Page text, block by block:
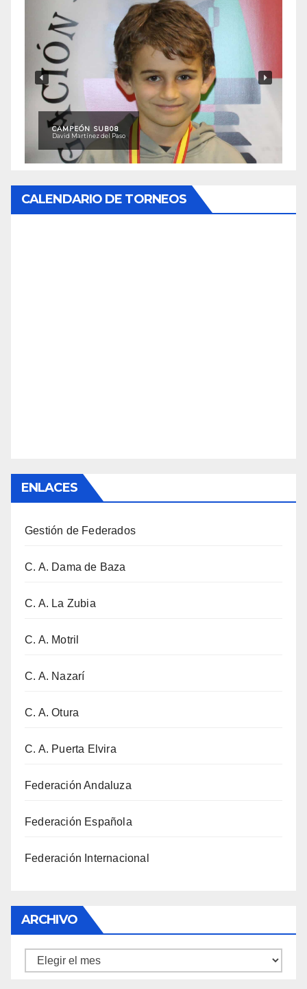
CAMPEÓN SUB08
David Martínez del Paso
CALENDARIO DE TORNEOS
ENLACES
Gestión de Federados
C. A. Dama de Baza
C. A. La Zubia
C. A. Motril
C. A. Nazarí
C. A. Otura
C. A. Puerta Elvira
Federación Andaluza
Federación Española
Federación Internacional
ARCHIVO
Archivo